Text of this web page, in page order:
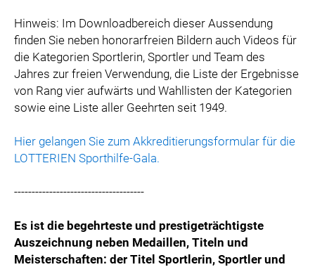
PRESSEKONTAKT
Hinweis: Im Downloadbereich dieser Aussendung
finden Sie neben honorarfreien Bildern auch Videos für
die Kategorien Sportlerin, Sportler und Team des
Jahres zur freien Verwendung, die Liste der Ergebnisse
von Rang vier aufwärts und Wahllisten der Kategorien
sowie eine Liste aller Geehrten seit 1949.
Hier gelangen Sie zum Akkreditierungsformular für die
LOTTERIEN Sporthilfe-Gala.
-------------------------------------
Es ist die begehrteste und prestigeträchtigste
Auszeichnung neben Medaillen, Titeln und
Meisterschaften: der Titel Sportlerin, Sportler und